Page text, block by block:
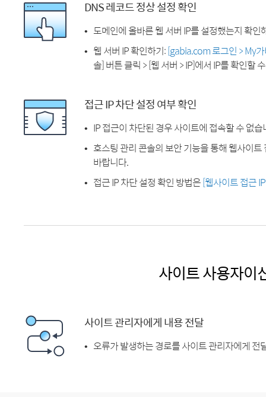
DNS 레코드 정상 설정 확인
도메인에 올바른 웹 서버 IP를 설정했는지 확인
웹 서버 IP 확인하기:[gabia.com 로그인 > My
솔] 버튼 클릭 > [웹 서버 > IP]에서 IP를 확인할
접근 IP 차단 설정 여부 확인
IP 접근이 차단된 경우 사이트에 접속할 수 없습
호스팅 관리 콘솔의 보안 기능을 통해 웹사이
바랍니다.
접근 IP 차단 설정 확인 방법은[웹사이트 접근
사이트 사용자이
사이트 관리자에게 내용 전달
오류가 발생하는 경로를 사이트 관리자에게 전